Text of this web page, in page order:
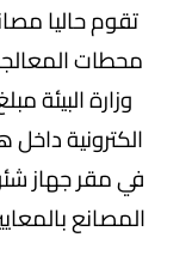
تقوم حاليا
محطات
الكترونيةداخل
في مقر جهاز
المصانع